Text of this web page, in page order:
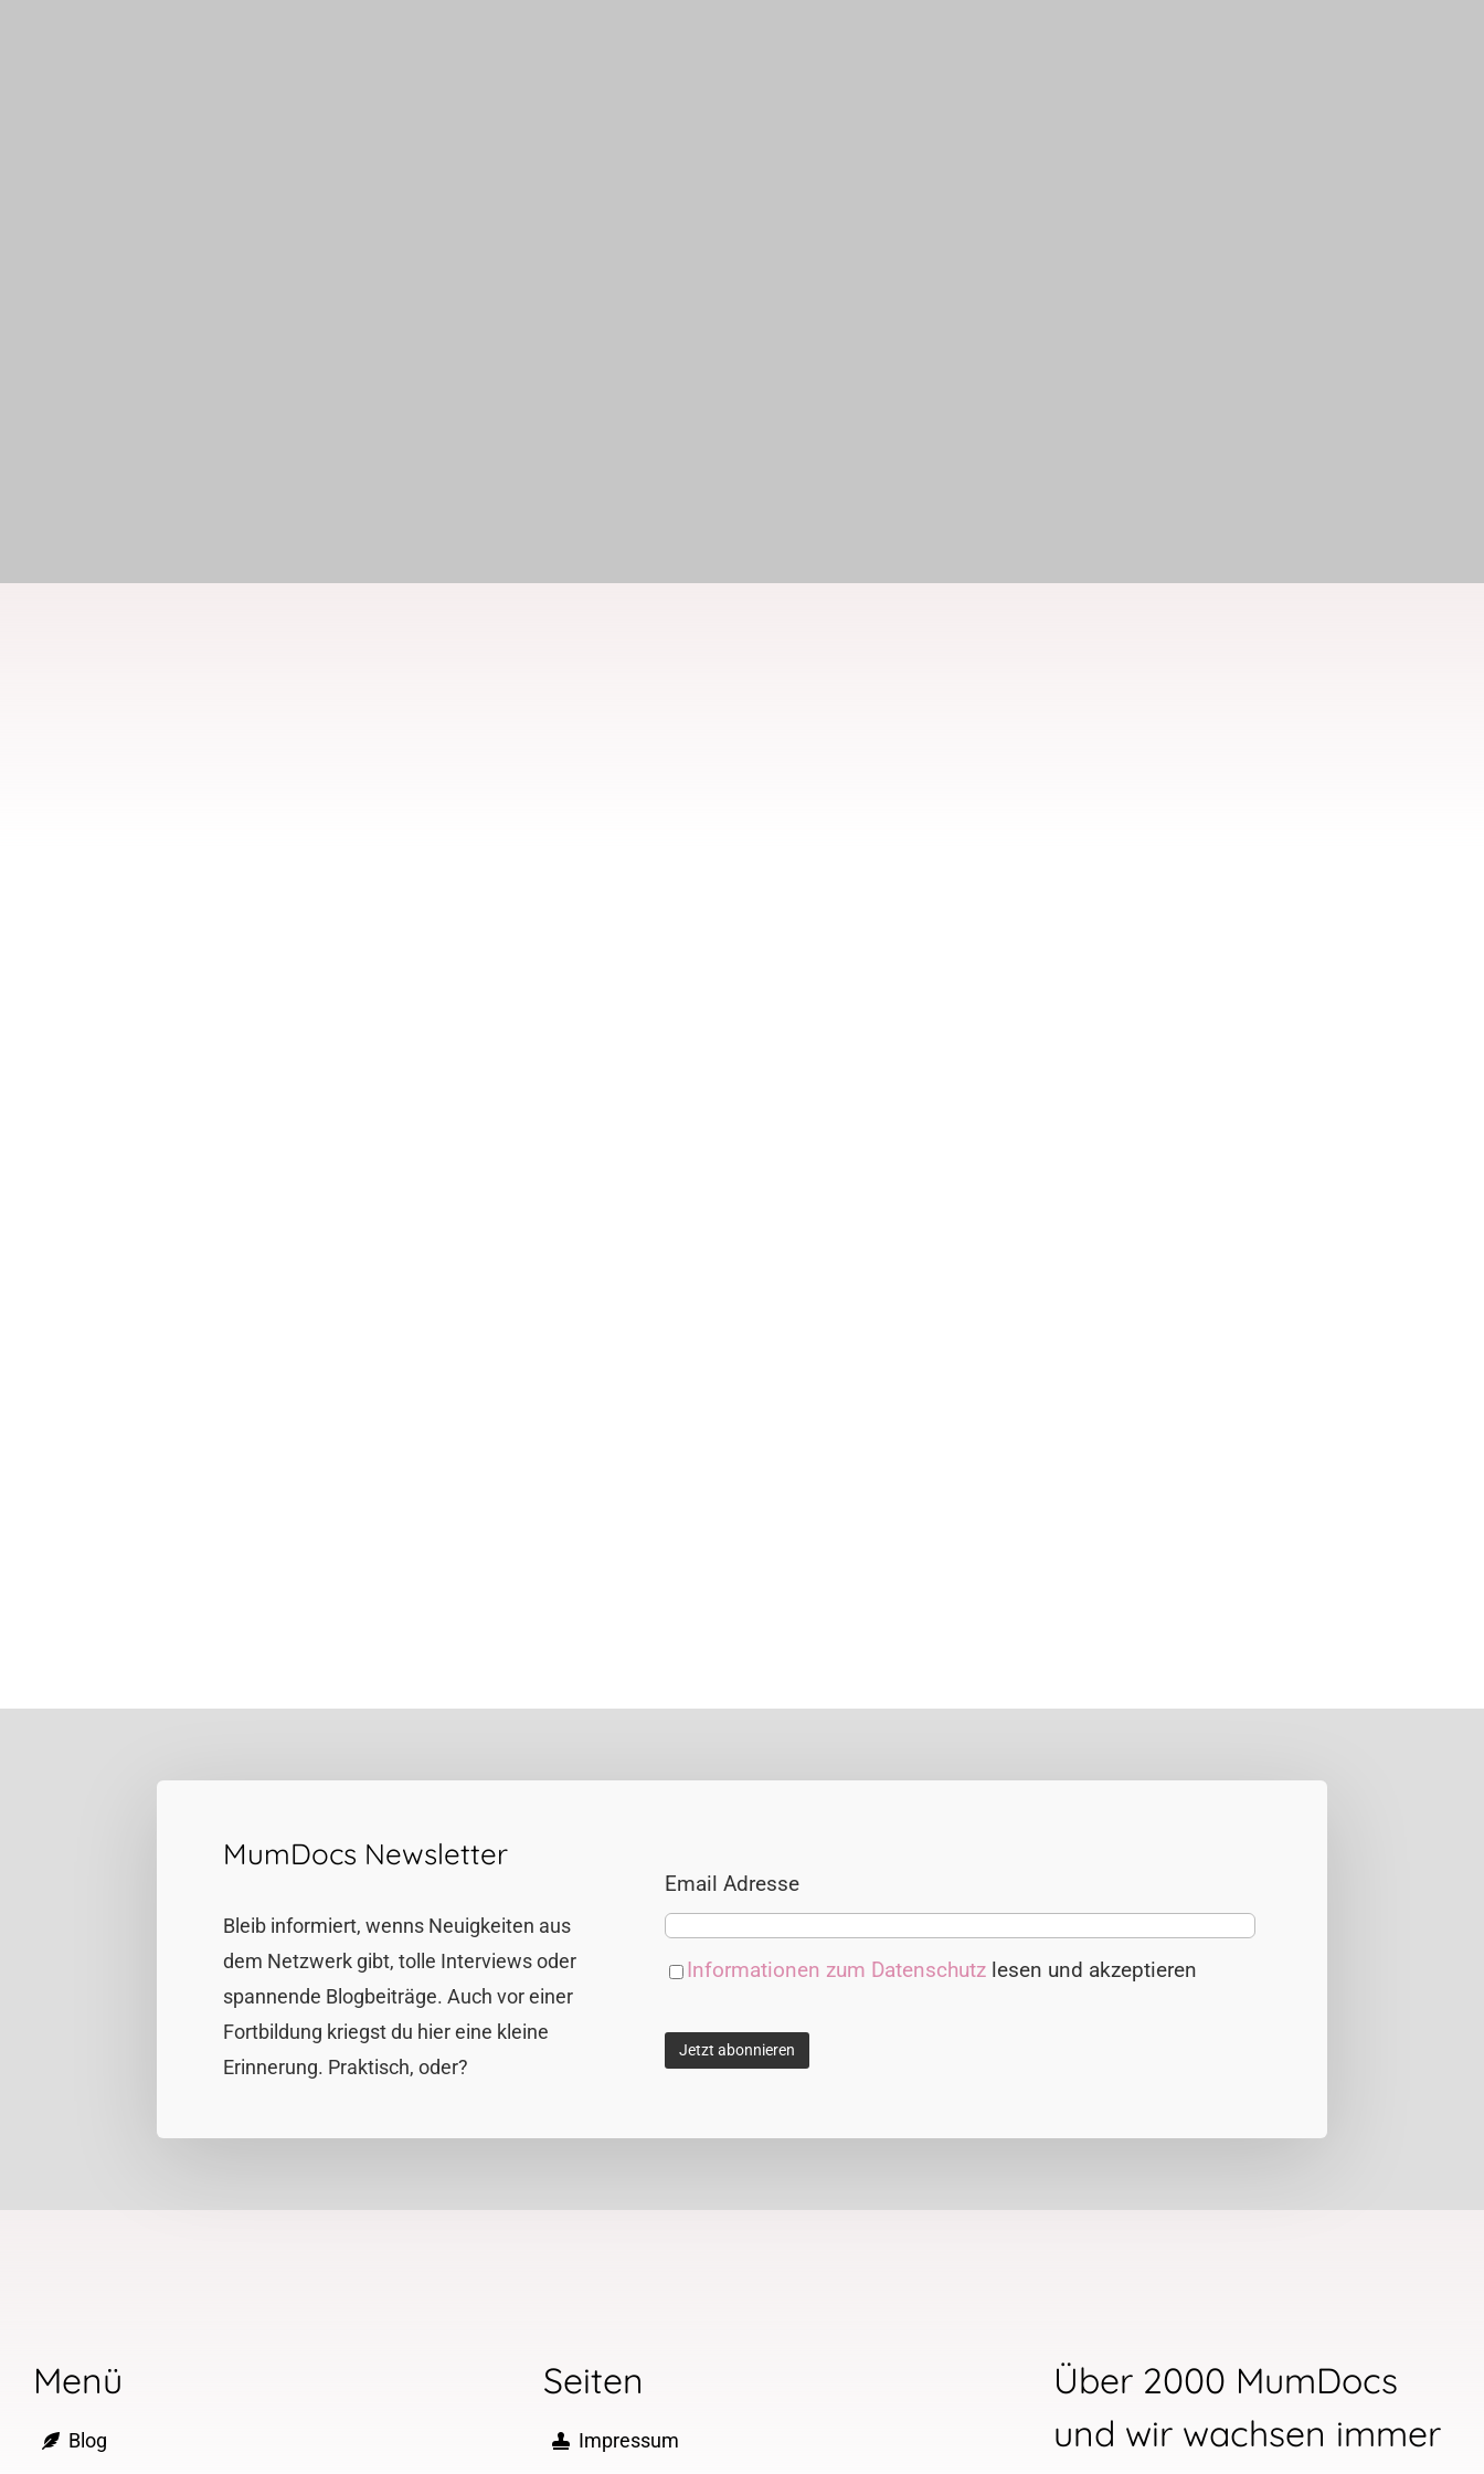
MumDocs Newsletter
Bleib informiert, wenns Neuigkeiten aus
dem Netzwerk gibt, tolle Interviews oder
spannende Blogbeiträge. Auch vor einer
Fortbildung kriegst du hier eine kleine
Erinnerung. Praktisch, oder?
Email Adresse
Informationen zum Datenschutz lesen und akzeptieren
Menü
Blog
Seiten
Impressum
Über 2000 MumDocs
und wir wachsen immer